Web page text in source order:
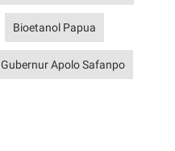
Bioetanol Papua
Gubernur Apolo Safanpo